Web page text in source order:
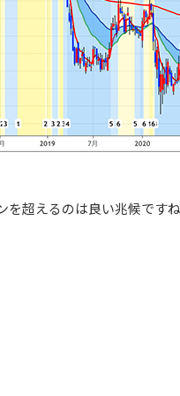
を超えるのは良い兆候です